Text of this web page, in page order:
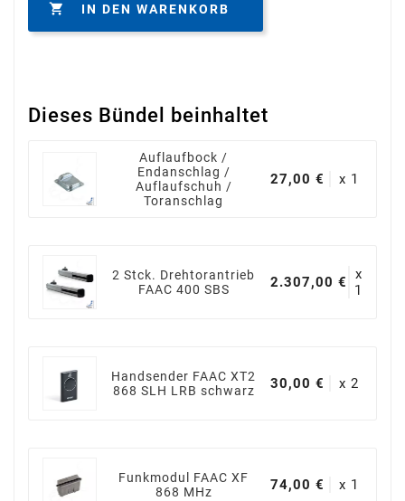
 IN DEN WARENKORB
Dieses Bündel beinhaltet
Auflaufbock /
Endanschlag /
Auflaufschuh /
Toranschlag
27,00 € x 1
2 Stck. Drehtorantrieb
FAAC 400 SBS
2.307,00 €
x
1
Handsender FAAC XT2
868 SLH LRB schwarz
30,00 € x 2
Funkmodul FAAC XF
868 MHz
74,00 € x 1